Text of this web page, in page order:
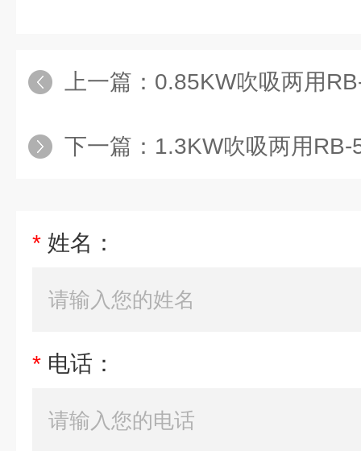
上一篇： 0.85KW吹吸两用RB-51D-1高
下一篇： 1.3KW吹吸两用RB-51D-2-AC
* 姓名：
* 电话：